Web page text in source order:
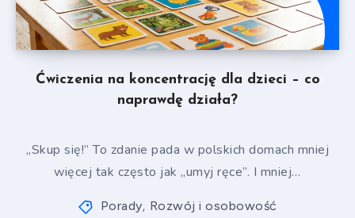
Ćwiczenia na koncentrację dla dzieci – co
naprawdę działa?
„Skup się!” To zdanie pada w polskich domach mniej
więcej tak często jak „umyj ręce”. I mniej…
Porady, Rozwój i osobowość